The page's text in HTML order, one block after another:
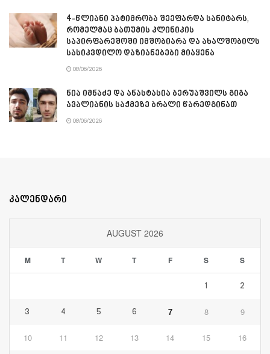
4-წლიანი პატიმრობა შეეფარდა სანიტარს,
რომელმაც ბათუმის კლინიკის
საპირფარეშოში იმშობიარა და ახალშობილს
სასიკვდილო დაზიანებები მიაყენა
08/06/2026
ნია იმნაძე და ანასტასია ბერუაშვილს გიგა
ავალიანის საქმეზე ბრალი წარედგინათ
08/06/2026
კალენდარი
AUGUST 2026
M T W T F S S
1 2
3 4 5 6 7 8 9
10 11 12 13 14 15 16